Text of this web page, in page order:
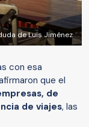
de Luis Jiménez
con esa
que el
de
de viajes, las